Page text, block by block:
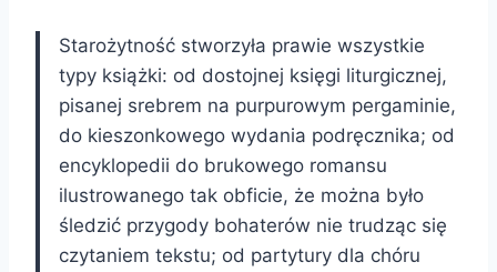
Starożytność stworzyła prawie wszystkie
typy książki: od dostojnej księgi liturgicznej,
pisanej srebrem na purpurowym pergaminie,
do kieszonkowego wydania podręcznika; od
encyklopedii do brukowego romansu
ilustrowanego tak obficie, że można było
śledzić przygody bohaterów nie trudząc się
czytaniem tekstu; od partytury dla chóru